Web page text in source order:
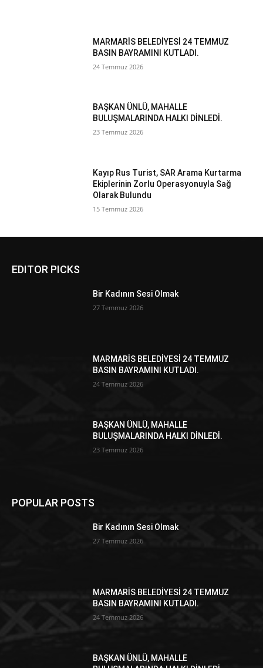
MARMARİS BELEDİYESİ 24 TEMMUZ
BASIN BAYRAMINI KUTLADI.
24 Temmuz 2026
BAŞKAN ÜNLÜ, MAHALLE
BULUŞMALARINDA HALKI DİNLEDİ.
23 Temmuz 2026
Kayıp Rus Turist, SAR Arama Kurtarma
Ekiplerinin Zorlu Operasyonuyla Sağ
Olarak Bulundu
15 Temmuz 2026
EDITOR PICKS
Bir Kadının Sesi Olmak
27 Temmuz 2026
MARMARİS BELEDİYESİ 24 TEMMUZ
BASIN BAYRAMINI KUTLADI.
24 Temmuz 2026
BAŞKAN ÜNLÜ, MAHALLE
BULUŞMALARINDA HALKI DİNLEDİ.
23 Temmuz 2026
POPULAR POSTS
Bir Kadının Sesi Olmak
27 Temmuz 2026
MARMARİS BELEDİYESİ 24 TEMMUZ
BASIN BAYRAMINI KUTLADI.
24 Temmuz 2026
BAŞKAN ÜNLÜ, MAHALLE